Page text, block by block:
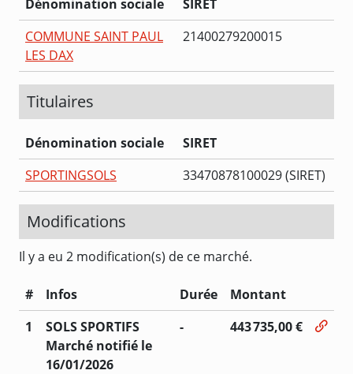
Dénomination sociale
SIRET
COMMUNE SAINT PAUL
LES DAX
21400279200015
Titulaires
Dénomination sociale
SIRET
SPORTINGSOLS
33470878100029 (SIRET)
Modifications
Il y a eu 2 modification(s) de ce marché.
# Infos Durée
Montant
1
SOLS SPORTIFS
Marché notifié le
16/01/2026
- 443 735,00 €